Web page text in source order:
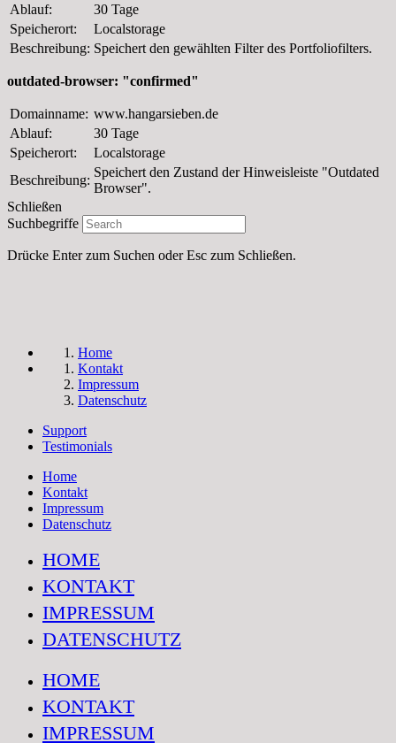
Ablauf:
30 Tage
Speicherort:
Localstorage
Beschreibung: Speichert den gewählten Filter des Portfoliofilters.
outdated-browser: "confirmed"
Domainname: www.hangarsieben.de
Ablauf:
30 Tage
Speicherort:
Localstorage
Beschreibung:
Speichert den Zustand der Hinweisleiste "Outdated
Browser".
Schließen
Suchbegriffe
Drücke Enter zum Suchen oder Esc zum Schließen.
Home
Kontakt
Impressum
Datenschutz
Support
Testimonials
Home
Kontakt
Impressum
Datenschutz
HOME
KONTAKT
IMPRESSUM
DATENSCHUTZ
HOME
KONTAKT
IMPRESSUM